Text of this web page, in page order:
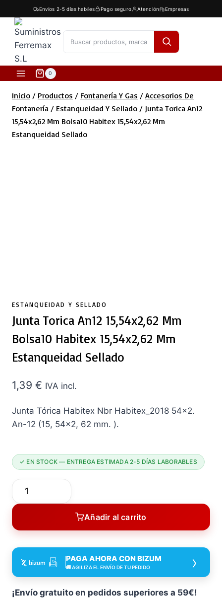
al
contenido
Envíos 2-5 días habíles Pago seguro Atención Empresas
0
Inicio / Productos / Fontanería Y Gas / Accesorios De
Fontanería / Estanqueidad Y Sellado / Junta Torica An12
15,54x2,62 Mm Bolsa10 Habitex 15,54x2,62 Mm
Estanqueidad Sellado
ESTANQUEIDAD Y SELLADO
Junta Torica An12 15,54x2,62 Mm
Bolsa10 Habitex 15,54x2,62 Mm
Estanqueidad Sellado
1,39 € IVA incl.
Junta Tórica Habitex Nbr Habitex_2018 54×2.
An-12 (15, 54×2, 62 mm. ).
✓ EN STOCK — ENTREGA ESTIMADA 2-5 DÍAS LABORABLES
JUNTA
Torica
AN12
MM
BOLSA10
Habitex
15,54X2,62
Añadir al carrito
PAGA AHORA CON BIZUM
🚚 AGILIZA EL ENVÍO DE TU PEDIDO ›
¡Envío gratuito en pedidos superiores a 59€!